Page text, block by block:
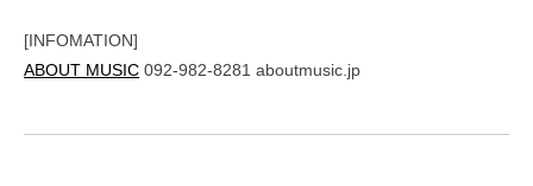
[INFOMATION]
ABOUT MUSIC 092-982-8281 aboutmusic.jp